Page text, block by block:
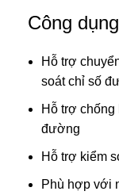
Công dụng
Hỗ trợ
soát chỉ số
Hỗ trợ
đường
Hỗ trợ kiểm
Phù hợp với